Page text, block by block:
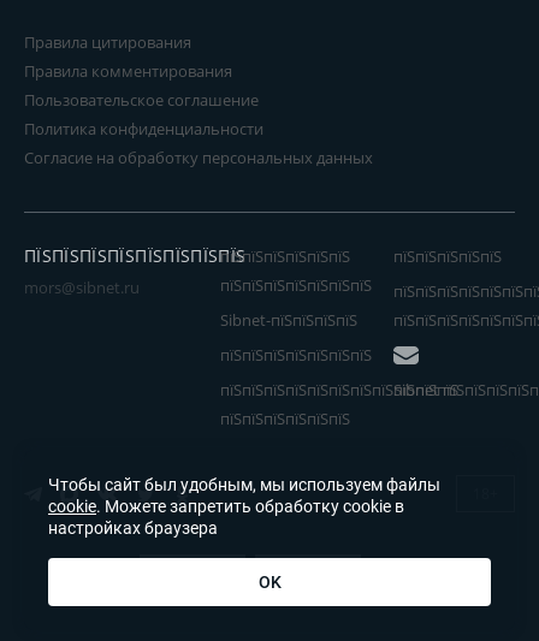
Правила цитирования
Правила комментирования
Пользовательское соглашение
Политика конфиденциальности
Согласие на обработку персональных данных
ПЇЅПЇЅПЇЅПЇЅПЇЅПЇЅПЇЅПЇЅ
mors@sibnet.ru
пїЅпїЅпїЅпїЅпїЅпїЅ
пїЅпїЅпїЅпїЅпїЅпїЅпїЅ
Sibnet-пїЅпїЅпїЅпїЅ
пїЅпїЅпїЅпїЅпїЅ
пїЅпїЅпїЅпїЅпїЅпїЅпїЅ
пїЅпїЅпїЅпїЅпїЅпїЅпїЅпїЅпїЅпїЅпїЅ
пїЅпїЅпїЅпїЅпїЅпїЅ
Sibnet
Чтобы сайт был удобным, мы используем файлы
cookie. Можете запретить обработку cookie в
настройках браузера
OK